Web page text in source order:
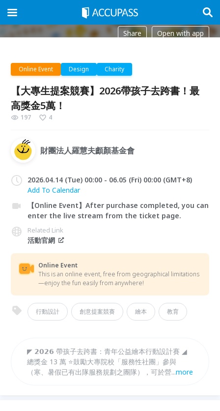
Share Open with app
Online Event Design Charity
【大專生提案競賽】2026帶孩子去跨書！最
高獎金5萬！
197 4
財團法人羅慧夫顱顏基金會
2026.04.14 (Tue) 00:00 - 06.05 (Fri) 00:00 (GMT+8)
Add To Calendar
【Online Event】After purchase completed, you can
enter the live stream from the ticket page.
Related Link
活動官網
Online Event
This is an online event, free from geographical limitations
—enjoy the fun easily from anywhere!
行動設計 創意提案競賽 繪本 教育
◤ 𝟮𝟬𝟮𝟲 帶孩子去跨書：青年公益繪本行動設計賽 ◢
總獎金 13 萬 ⭐️鼓勵大專院校「服務性社團」參與
（寒、暑假已有出隊服務規劃之團隊），可於營隊期間
...more